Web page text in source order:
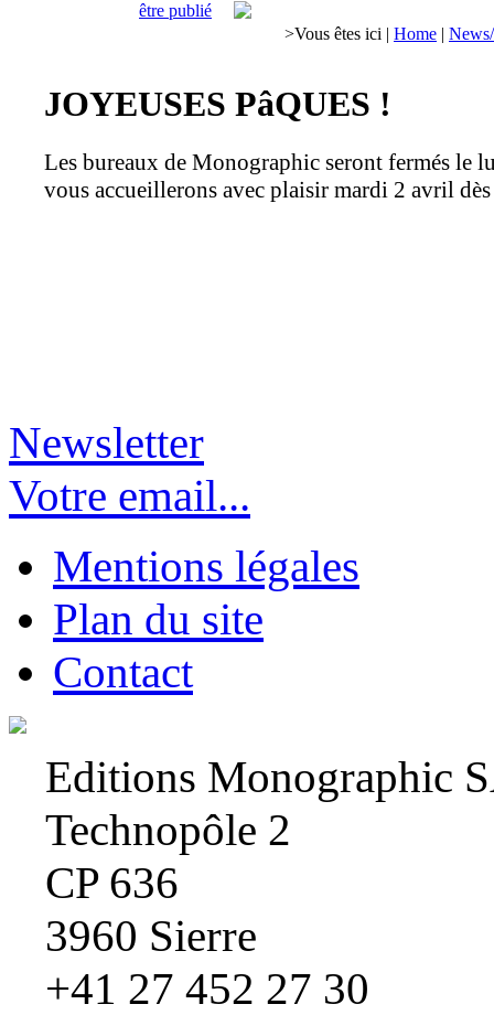
être publié
>Vous êtes ici | Home |
JOYEUSES PâQUES !
Les bureaux de Monographic seront fermés le
vous accueillerons avec plaisir mardi 2 avril
Newsletter
Votre email...
Mentions légales
Plan du site
Contact
Editions Monographic
Technopôle 2
CP 636
3960 Sierre
+41 27 452 27 30